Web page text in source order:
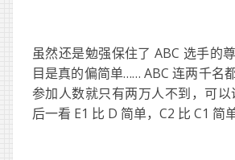
虽然还是勉强保住了 ABC 选手的
目是真的偏简单…… ABC 连两千名
参加人数就只有两万人不到，可
后一看 E1 比 D 简单，C2 比 C1 简